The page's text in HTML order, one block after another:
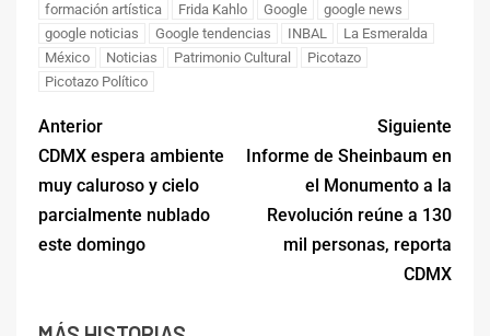
formación artística
Frida Kahlo Google
google news
google noticias
Google tendencias INBAL
La Esmeralda
México
Noticias Patrimonio Cultural
Picotazo
Picotazo Político
Anterior
CDMX espera ambiente
muy caluroso y cielo
parcialmente nublado
este domingo
Siguiente
Informe de Sheinbaum en
el Monumento a la
Revolución reúne a 130
mil personas, reporta
CDMX